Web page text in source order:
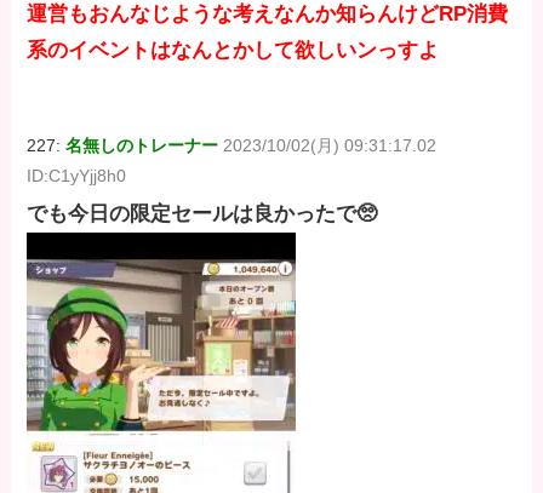
運営もおんなじような考えなんか知らんけどRP消費
系のイベントはなんとかして欲しいンっすよ
227:名無しのトレーナー 2023/10/02(月) 09:31:17.02
ID:C1yYjj8h0
でも今日の限定セールは良かったで🥺